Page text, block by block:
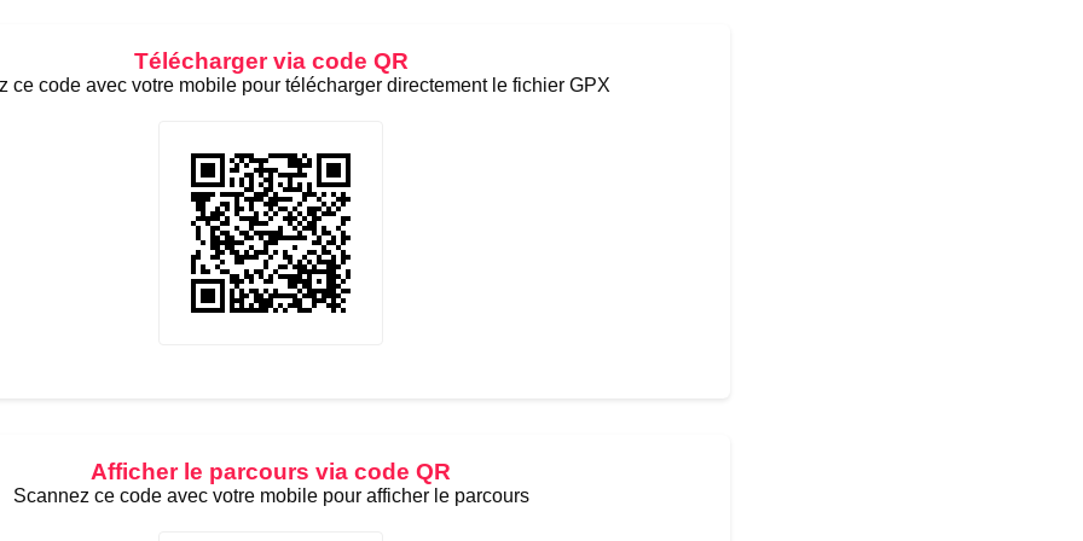
Télécharger via code QR
ce code avec votre mobile pour télécharger directement le fichier GPX
Afficher le parcours via code QR
Scannez ce code avec votre mobile pour afficher le parcours